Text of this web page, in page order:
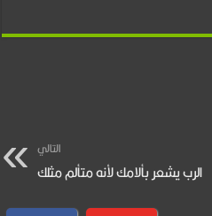
التالي
الرب يشعر بألامك لأنه متألم مثلك